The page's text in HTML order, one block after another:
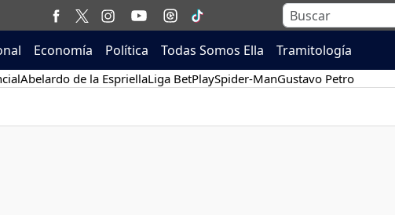
Economía Política Todas Somos Ella Tramitología
Abelardo de la EspriellaLiga BetPlaySpider-ManGustavo Petro